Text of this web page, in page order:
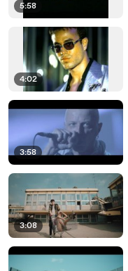
5:58
4:02
3:58
3:08